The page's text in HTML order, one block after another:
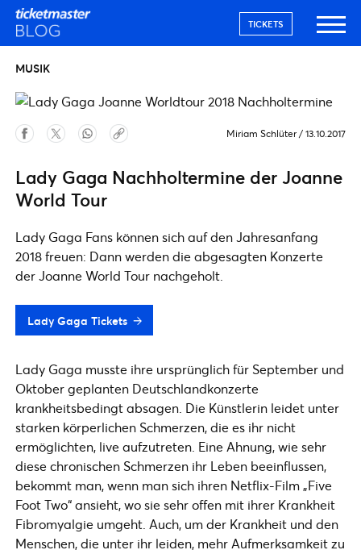
TICKETS
MUSIK
Miriam Schlüter / 13.10.2017
Lady Gaga Nachholtermine der Joanne
World Tour
Lady Gaga Fans können sich auf den Jahresanfang
2018 freuen: Dann werden die abgesagten Konzerte
der Joanne World Tour nachgeholt.
Lady Gaga Tickets
Lady Gaga musste ihre ursprünglich für September und
Oktober geplanten Deutschlandkonzerte
krankheitsbedingt absagen. Die Künstlerin leidet unter
starken körperlichen Schmerzen, die es ihr nicht
ermöglichten, live aufzutreten. Eine Ahnung, wie sehr
diese chronischen Schmerzen ihr Leben beeinflussen,
bekommt man, wenn man sich ihren Netflix-Film „Five
Foot Two“ ansieht, wo sie sehr offen mit ihrer Krankheit
Fibromyalgie umgeht. Auch, um der Krankheit und den
Menschen, die unter ihr leiden, mehr Aufmerksamkeit zu